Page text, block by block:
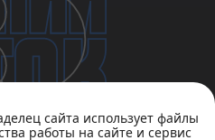
сайта использует файлы
работы на сайте и сервис